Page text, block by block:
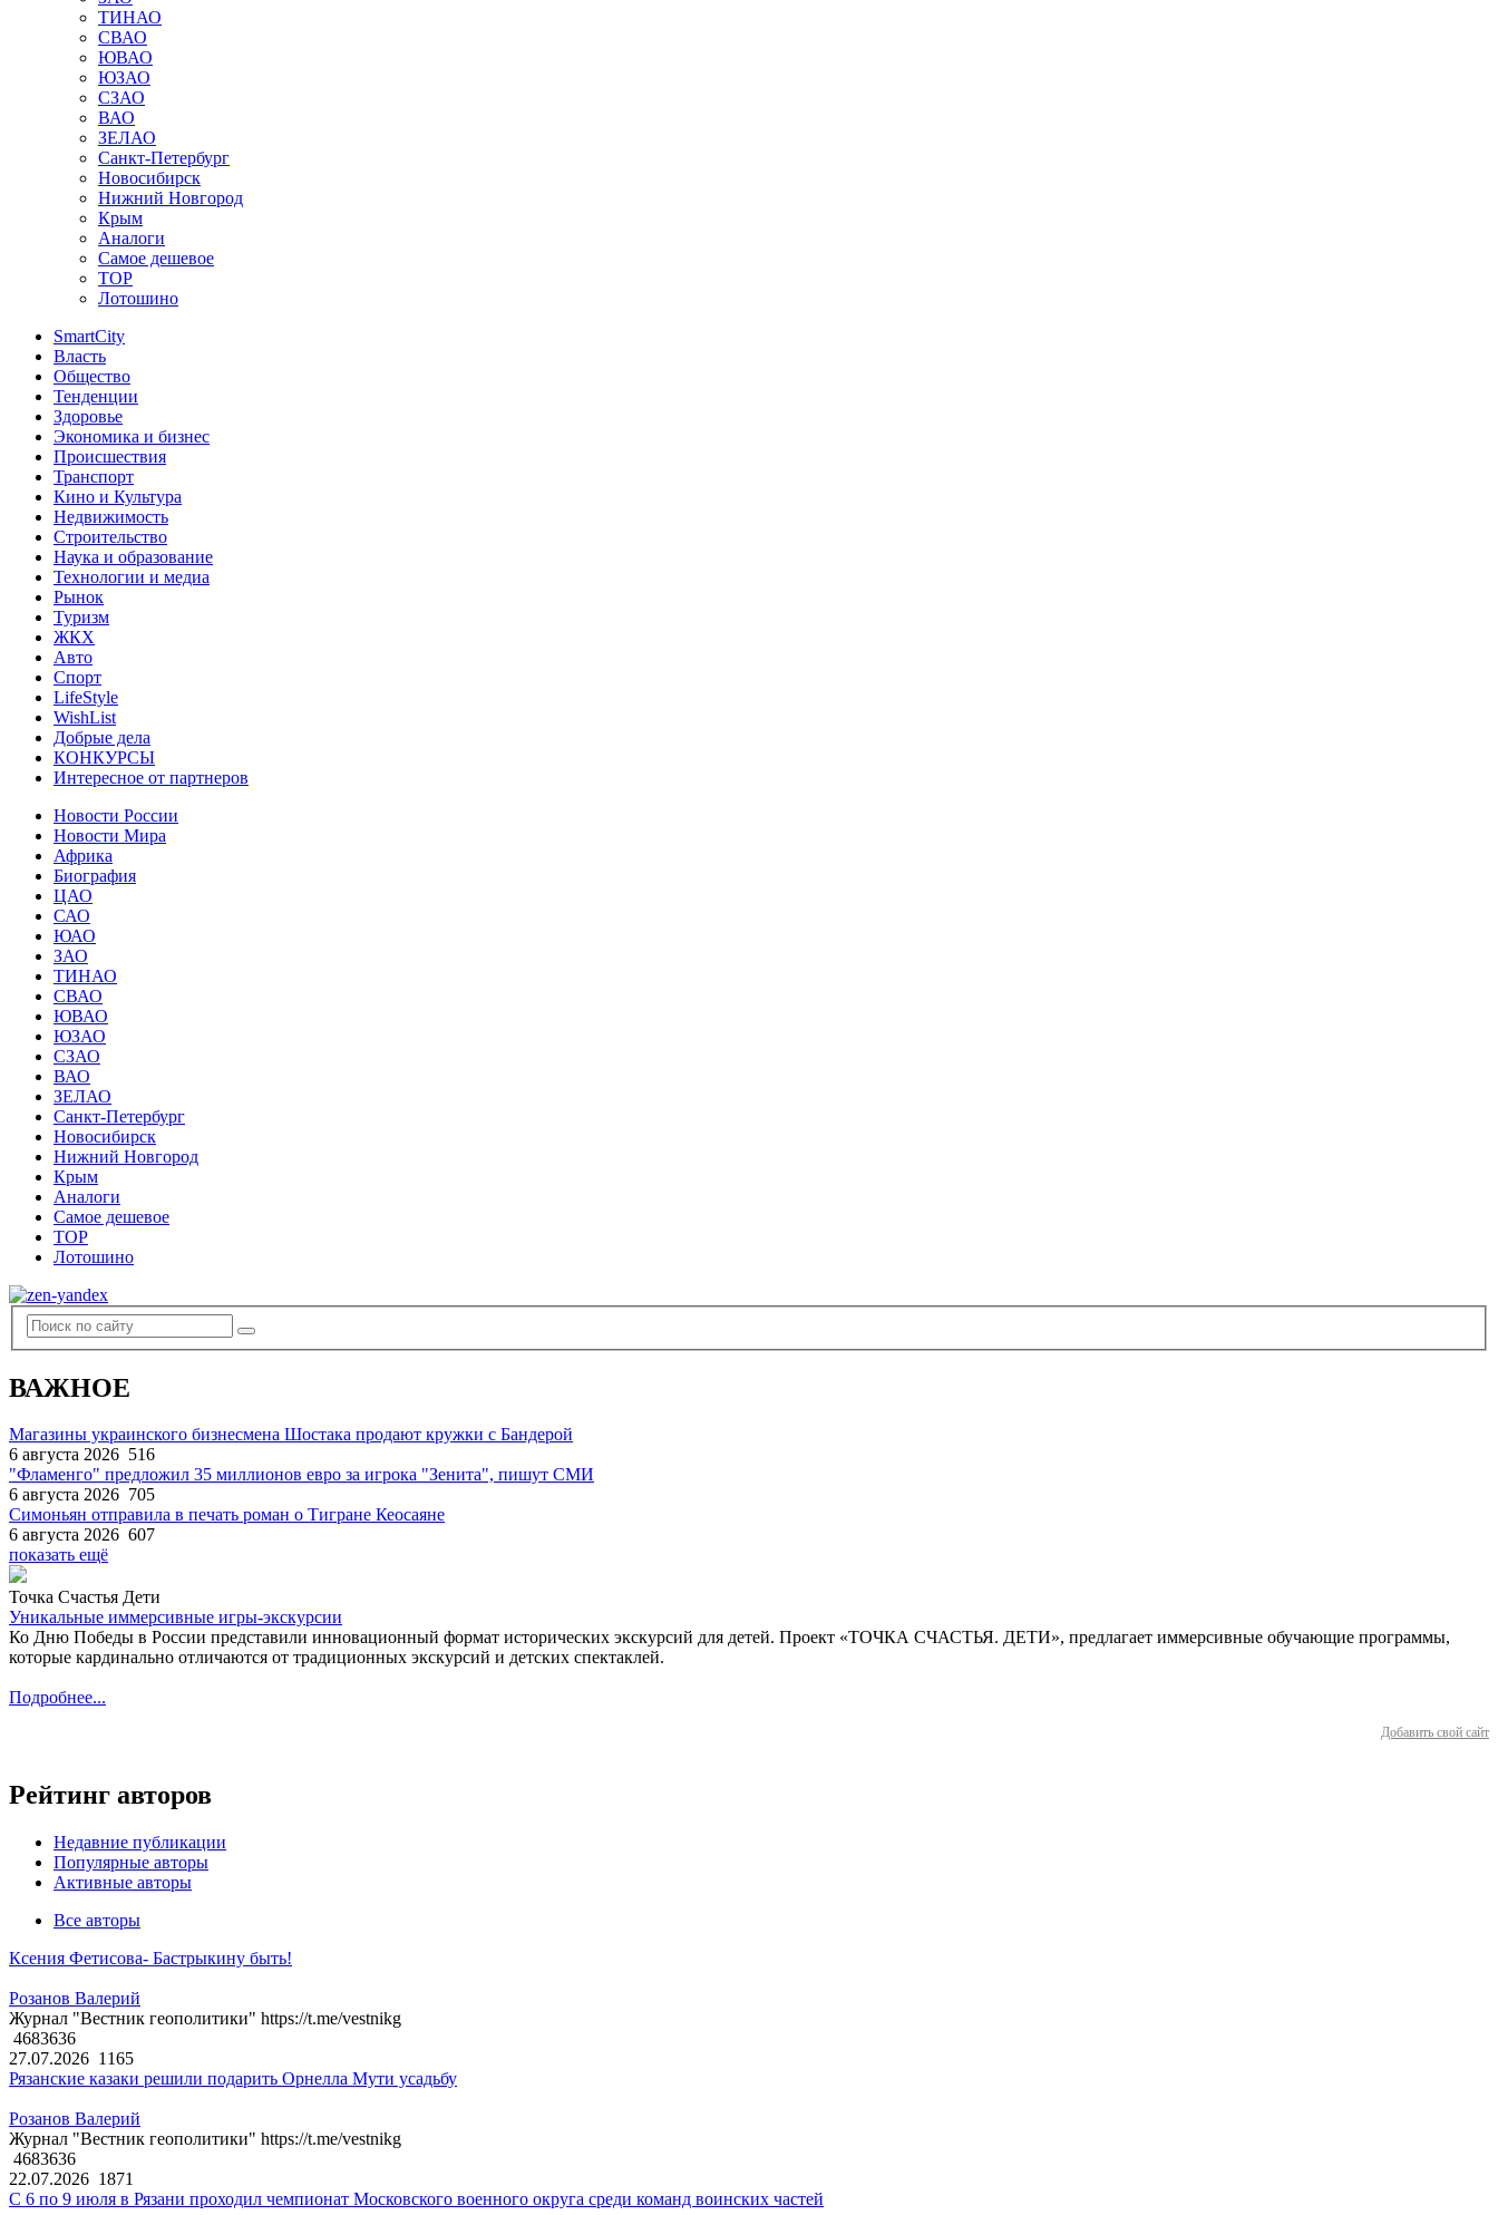
ТИНАО
СВАО
ЮВАО
ЮЗАО
СЗАО
ВАО
ЗЕЛАО
Санкт-Петербург
Новосибирск
Нижний Новгород
Крым
Аналоги
Самое дешевое
TOP
Лотошино
SmartCity
Власть
Общество
Тенденции
Здоровье
Экономика и бизнес
Происшествия
Транспорт
Кино и Культура
Недвижимость
Строительство
Наука и образование
Технологии и медиа
Рынок
Туризм
ЖКХ
Авто
Спорт
LifeStyle
WishList
Добрые дела
КОНКУРСЫ
Интересное от партнеров
Новости России
Новости Мира
Африка
Биография
ЦАО
САО
ЮАО
ЗАО
ТИНАО
СВАО
ЮВАО
ЮЗАО
СЗАО
ВАО
ЗЕЛАО
Санкт-Петербург
Новосибирск
Нижний Новгород
Крым
Аналоги
Самое дешевое
TOP
Лотошино
ВАЖНОЕ
Магазины украинского бизнесмена Шостака продают кружки с Бандерой
6 августа 2026 516
"Фламенго" предложил 35 миллионов евро за игрока "Зенита", пишут СМИ
6 августа 2026 705
Симоньян отправила в печать роман о Тигране Кеосаяне
6 августа 2026 607
показать ещё
Точка Счастья Дети
Уникальные иммерсивные игры-экскурсии
Ко Дню Победы в России представили инновационный формат исторических экскурсий для детей. Проект «ТОЧКА СЧАСТЬЯ. ДЕТИ», предлагает иммерсивные обучающие программы,
которые кардинально отличаются от традиционных экскурсий и детских спектаклей.
Подробнее...
Добавить свой сайт
Рейтинг авторов
Недавние публикации
Популярные авторы
Активные авторы
Все авторы
Ксения Фетисова- Бастрыкину быть!
Розанов Валерий
Журнал "Вестник геополитики" https://t.me/vestnikg
4683636
27.07.2026 1165
Рязанские казаки решили подарить Орнелла Мути усадьбу
Розанов Валерий
Журнал "Вестник геополитики" https://t.me/vestnikg
4683636
22.07.2026 1871
С 6 по 9 июля в Рязани проходил чемпионат Московского военного округа среди команд воинских частей